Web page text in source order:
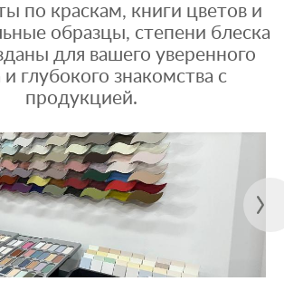
по краскам, книги цветов и
образцы, степени блеска
для вашего уверенного
глубокого знакомства с
продукцией.